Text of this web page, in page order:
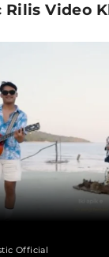
Rilis Video
Official